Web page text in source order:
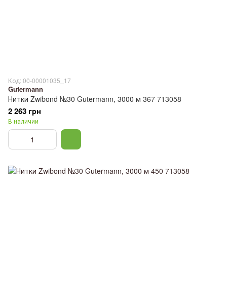
Код: 00-00001035_17
Gutermann
Нитки Zwibond №30 Gutermann, 3000 м 367 713058
2 263 грн
В наличии